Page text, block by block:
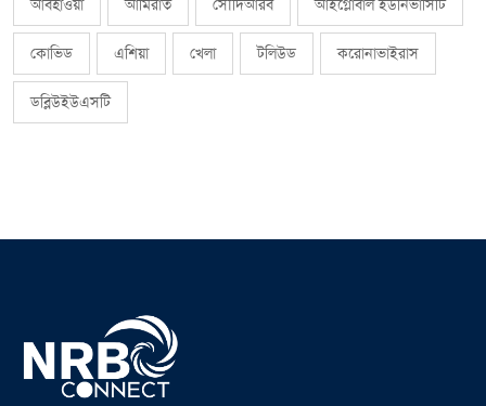
আবহাওয়া আমিরাত সৌদিআরব আইগ্লোবাল ইউনিভার্সিটি
কোভিড এশিয়া খেলা টলিউড করোনাভাইরাস
ডব্লিউইউএসটি